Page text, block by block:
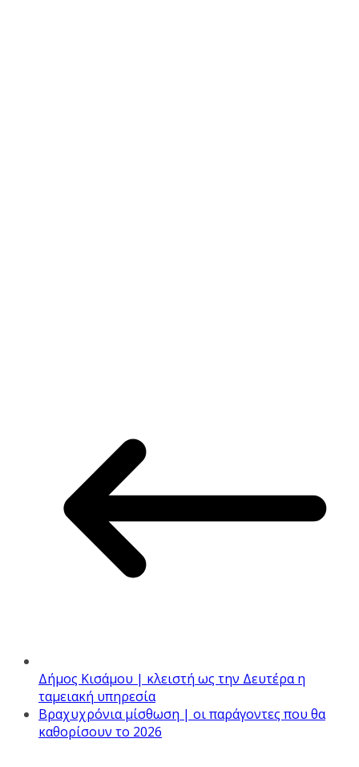
Δήμος Κισάμου | κλειστή ως την Δευτέρα η
ταμειακή υπηρεσία
Bραχυχρόνια μίσθωση | οι παράγοντες που θα
καθορίσουν το 2026